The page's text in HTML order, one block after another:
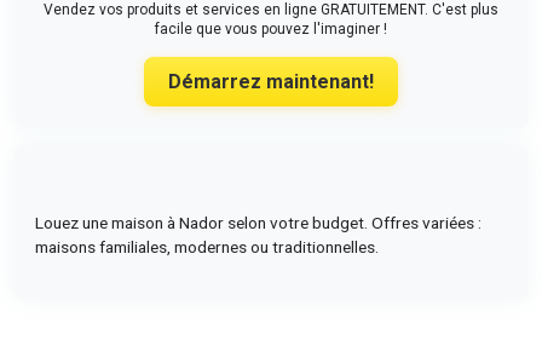
Vendez vos produits et services en ligne GRATUITEMENT. C'est plus
facile que vous pouvez l'imaginer !
Démarrez maintenant!
Louez une maison à Nador selon votre budget. Offres variées :
maisons familiales, modernes ou traditionnelles.